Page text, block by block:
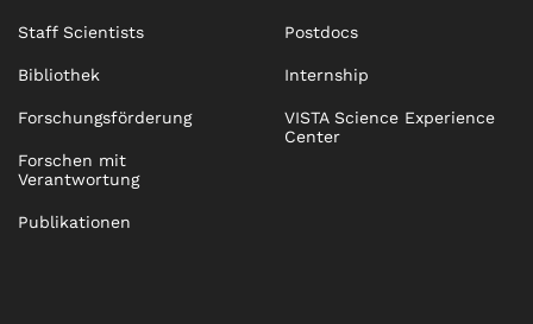
Staff Scientists
Bibliothek
Forschungsförderung
Forschen mit
Verantwortung
Publikationen
Postdocs
Internship
VISTA Science Experience
Center